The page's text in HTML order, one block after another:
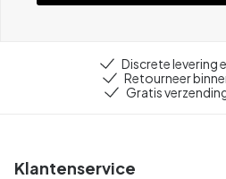
Discrete levering
Retourneer
Gratis
Klantenservice